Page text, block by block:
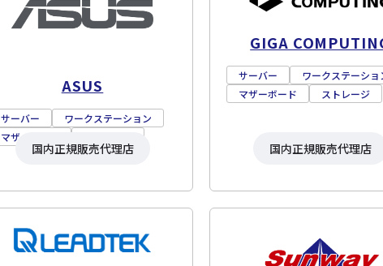
ASUS
サーバー
ワークステーション
マザーボード
国内正規販売代理店
GIGA
サーバー
ワークステーショ
マザーボード
ストレージ
国内正規販売代理店